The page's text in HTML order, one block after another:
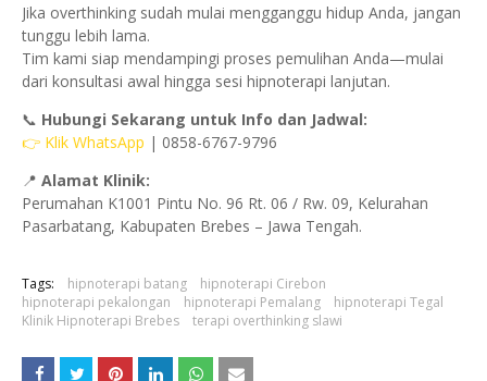
Jika overthinking sudah mulai mengganggu hidup Anda, jangan
tunggu lebih lama.
Tim kami siap mendampingi proses pemulihan Anda—mulai
dari konsultasi awal hingga sesi hipnoterapi lanjutan.
📞 Hubungi Sekarang untuk Info dan Jadwal:
👉 Klik WhatsApp | 0858-6767-9796
📍 Alamat Klinik:
Perumahan K1001 Pintu No. 96 Rt. 06 / Rw. 09, Kelurahan
Pasarbatang, Kabupaten Brebes – Jawa Tengah.
Tags: hipnoterapi batang
hipnoterapi Cirebon
hipnoterapi pekalongan
hipnoterapi Pemalang
hipnoterapi Tegal
Klinik Hipnoterapi Brebes
terapi overthinking slawi